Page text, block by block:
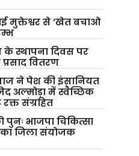
मुक्तेश्वर से ‘खेत बचाओ
के स्थापना दिवस पर
वितरण
ने पेश की इंसानियत
अल्मोड़ा में स्वैच्छिक
संग्रहित
पुनः भाजपा चिकित्सा
जिला संयोजक